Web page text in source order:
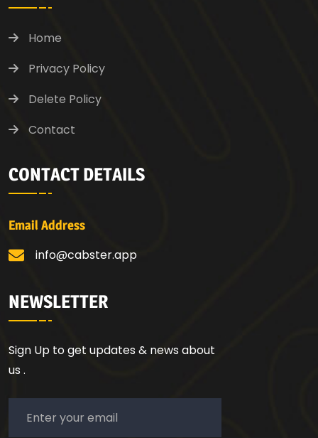
Home
Privacy Policy
Delete Policy
Contact
CONTACT DETAILS
Email Address
info@cabster.app
NEWSLETTER
Sign Up to get updates & news about
us .